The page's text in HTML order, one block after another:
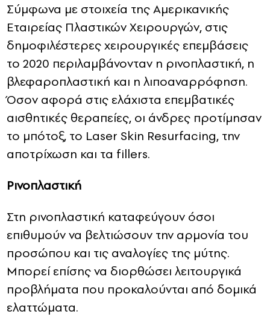
Σύμφωνα με στοιχεία της Αμερικανικής
Εταιρείας Πλαστικών Χειρουργών, στις
δημοφιλέστερες χειρουργικές επεμβάσεις
το 2020 περιλαμβάνονταν η ρινοπλαστική, η
βλεφαροπλαστική και η λιποαναρρόφηση.
Όσον αφορά στις ελάχιστα επεμβατικές
αισθητικές θεραπείες, οι άνδρες προτίμησαν
το μπότοξ, το Laser Skin Resurfacing, την
αποτρίχωση και τα fillers.
Ρινοπλαστική
Στη ρινοπλαστική καταφεύγουν όσοι
επιθυμούν να βελτιώσουν την αρμονία του
προσώπου και τις αναλογίες της μύτης.
Μπορεί επίσης να διορθώσει λειτουργικά
προβλήματα που προκαλούνται από δομικά
ελαττώματα.